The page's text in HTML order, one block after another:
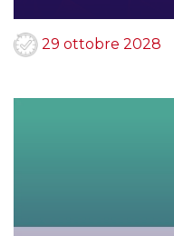
29 ottobre 2028